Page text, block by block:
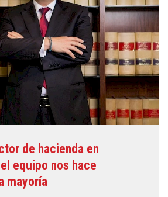
de hacienda en
equipo nos hace
mayoría